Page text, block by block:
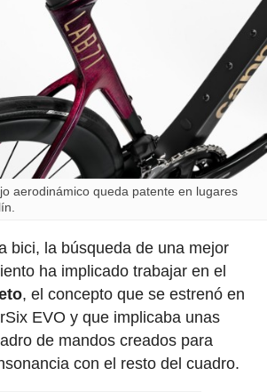
aerodinámico queda patente en lugares
bici, la búsqueda de una mejor
ha implicado trabajar en el
, el concepto que se estrenó en
EVO y que implicaba unas
de mandos creados para
con el resto del cuadro.